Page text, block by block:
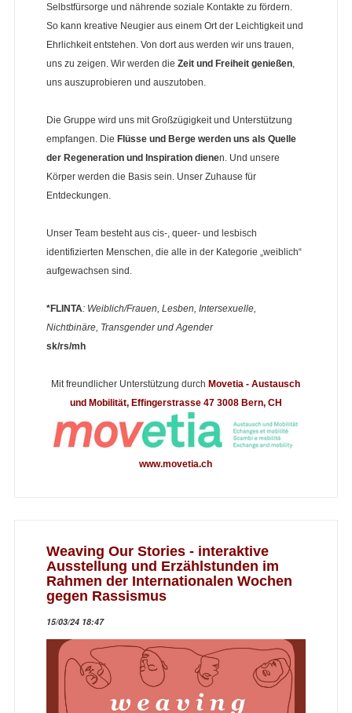
Selbstfürsorge und nährende soziale Kontakte zu fördern.
So kann kreative Neugier aus einem Ort der Leichtigkeit und
Ehrlichkeit entstehen. Von dort aus werden wir uns trauen,
uns zu zeigen. Wir werden die Zeit und Freiheit genießen,
uns auszuprobieren und auszutoben.
Die Gruppe wird uns mit Großzügigkeit und Unterstützung
empfangen. Die Flüsse und Berge werden uns als Quelle
der Regeneration und Inspiration dienen. Und unsere
Körper werden die Basis sein. Unser Zuhause für
Entdeckungen.
Unser Team besteht aus cis-, queer- und lesbisch
identifizierten Menschen, die alle in der Kategorie „weiblich“
aufgewachsen sind.
*FLINTA: Weiblich/Frauen, Lesben, Intersexuelle,
Nichtbinäre, Transgender und Agender
sk/rs/mh
Mit freundlicher Unterstützung durch Movetia - Austausch
und Mobilität, Effingerstrasse 47 3008 Bern, CH
www.movetia.ch
Weaving Our Stories - interaktive
Ausstellung und Erzählstunden im
Rahmen der Internationalen Wochen
gegen Rassismus
15/03/24 18:47